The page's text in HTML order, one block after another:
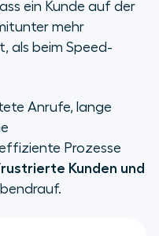
ein Kunde auf der
mehr
als beim Speed-
Anrufe, lange
Prozesse
Kunden und